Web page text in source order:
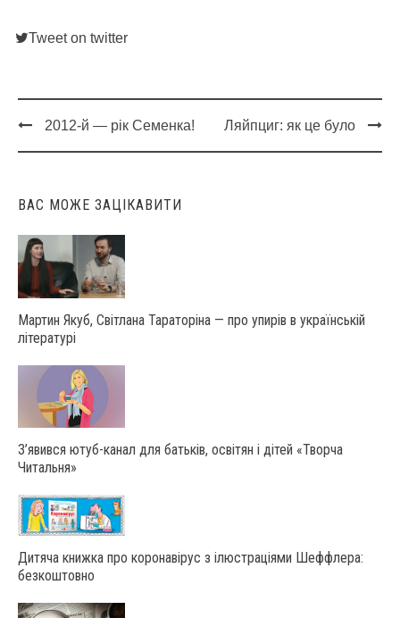
Tweet on twitter
Post
2012-й — рік Семенка! Ляйпциг: як це було
ВАС МОЖЕ ЗАЦІКАВИТИ
Мартин Якуб, Світлана Тараторіна — про упирів в українській
літературі
З’явився ютуб-канал для батьків, освітян і дітей «Творча
Читальня»
Дитяча книжка про коронавірус з ілюстраціями Шеффлера:
безкоштовно